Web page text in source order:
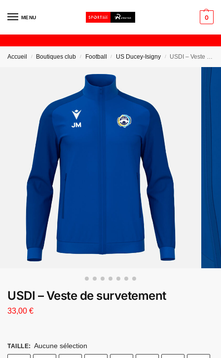
MENU 0
Accueil / Boutiques club / Football / US Ducey-Isigny / USDI – Veste de survetement
USDI – Veste de survetement
33,00 €
TAILLE: Aucune sélection